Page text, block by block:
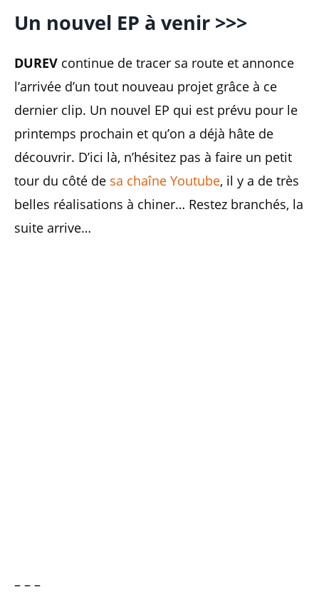
Un nouvel EP à venir >>>
DUREV continue de tracer sa route et annonce
l’arrivée d’un tout nouveau projet grâce à ce
dernier clip. Un nouvel EP qui est prévu pour le
printemps prochain et qu’on a déjà hâte de
découvrir. D’ici là, n’hésitez pas à faire un petit
tour du côté de sa chaîne Youtube, il y a de très
belles réalisations à chiner… Restez branchés, la
suite arrive…
– – –